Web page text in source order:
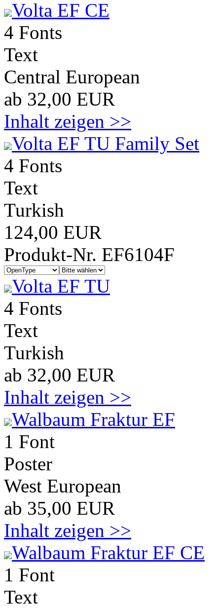
Volta EF CE
4 Fonts
Text
Central European
ab 32,00 EUR
Inhalt zeigen >>
Volta EF TU Family Set
4 Fonts
Text
Turkish
124,00 EUR
Produkt-Nr. EF6104F
Volta EF TU
4 Fonts
Text
Turkish
ab 32,00 EUR
Inhalt zeigen >>
Walbaum Fraktur EF
1 Font
Poster
West European
ab 35,00 EUR
Inhalt zeigen >>
Walbaum Fraktur EF CE
1 Font
Text